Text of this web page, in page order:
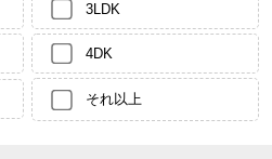
3LDK
4DK
それ以上